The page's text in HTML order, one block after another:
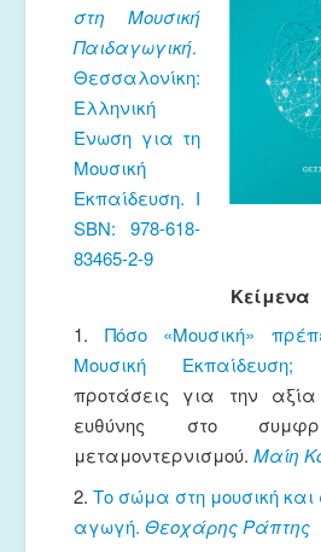
Musapps
στη Μουσική
Παιδαγωγική.
Θεσσαλονίκη:
Ελληνική
Ένωση για τη
Μουσική
Εκπαίδευση. I
SBN: 978-618-
83465-2-9
Κείμενα
1. Πόσο «Μουσική»
Μουσική Εκπαίδευση;
προτάσεις για την αξία
ευθύνης στο
μεταμοντερνισμού. Μαίη
2. Το σώμα στη μουσική και
αγωγή. Θεοχάρης Ράπτης